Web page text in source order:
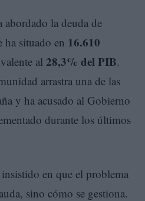
abordado la deuda de
situado en 16.610
al 28,3% del PIB.
arrastra una de las
y ha acusado al Gobierno
durante los últimos
en que el problema
sino cómo se gestiona.